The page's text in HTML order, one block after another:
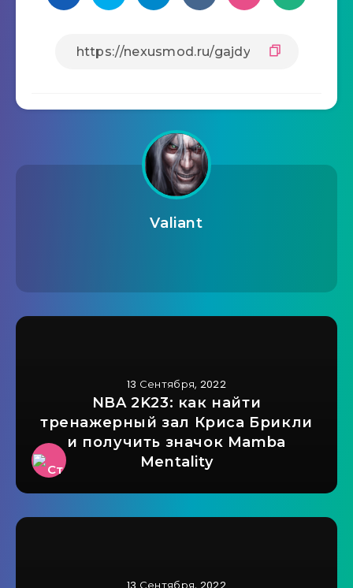
Valiant
13 Сентября, 2022
NBA 2K23: как найти
тренажерный зал Криса Брикли
и получить значок Mamba
Mentality